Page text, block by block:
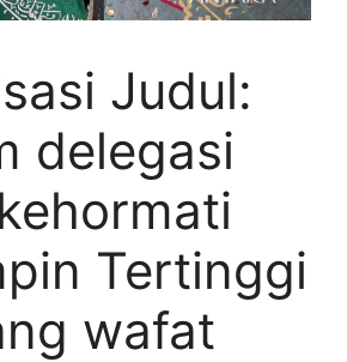
Judul:
delegasi
Tertinggi
wafat